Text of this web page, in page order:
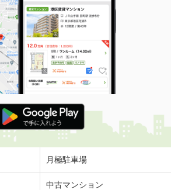
月極駐車場
中古マンション